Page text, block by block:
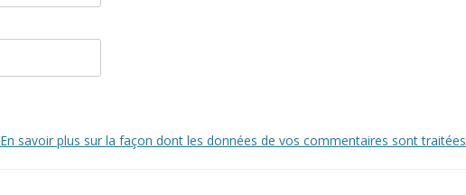
En savoir plus sur la façon dont les données de vos commentaires sont traitées